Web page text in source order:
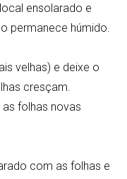
ensolarado e
permanece húmido.
velhas) e deixe o
cresçam.
folhas novas
com as folhas e